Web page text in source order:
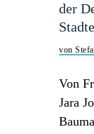
der
von
Von
Jara